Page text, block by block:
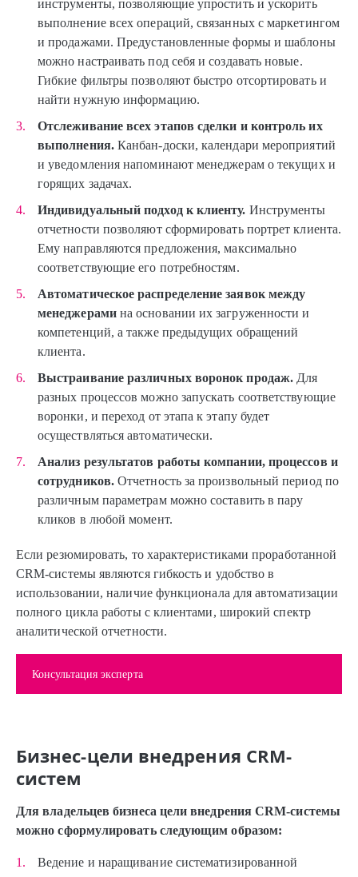
инструменты, позволяющие упростить и ускорить
выполнение всех операций, связанных с маркетингом
и продажами. Предустановленные формы и шаблоны
можно настраивать под себя и создавать новые.
Гибкие фильтры позволяют быстро отсортировать и
найти нужную информацию.
Отслеживание всех этапов сделки и контроль их
выполнения.Канбан-доски, календари мероприятий
и уведомления напоминают менеджерам о текущих и
горящих задачах.
Индивидуальный подход к клиенту. Инструменты
отчетности позволяют сформировать портрет клиента.
Ему направляются предложения, максимально
соответствующие его потребностям.
Автоматическое распределение заявок между
менеджерамина основании их загруженности и
компетенций, а также предыдущих обращений
клиента.
Выстраивание различных воронок продаж. Для
разных процессов можно запускать соответствующие
воронки, и переход от этапа к этапу будет
осуществляться автоматически.
Анализ результатов работы компании, процессов и
сотрудников.Отчетность за произвольный период по
различным параметрам можно составить в пару
кликов в любой момент.
Если резюмировать, то характеристиками проработанной
CRM-системы являются гибкость и удобство в
использовании, наличие функционала для автоматизации
полного цикла работы с клиентами, широкий спектр
аналитической отчетности.
Консультация эксперта
Бизнес-цели внедрения CRM-
систем
Для владельцев бизнеса цели внедрения CRM-системы
можно сформулировать следующим образом:
Ведение и наращивание систематизированной